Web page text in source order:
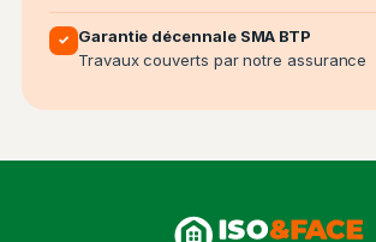
✓
Garantie décennale SMA BTP
Travaux couverts par notre assurance